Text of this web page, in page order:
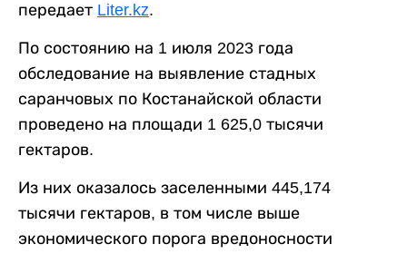
передает Liter.kz.
По состоянию на 1 июля 2023 года
обследование на выявление стадных
саранчовых по Костанайской области
проведено на площади 1 625,0 тысячи
гектаров.
Из них оказалось заселенными 445,174
тысячи гектаров, в том числе выше
экономического порога вредоносности